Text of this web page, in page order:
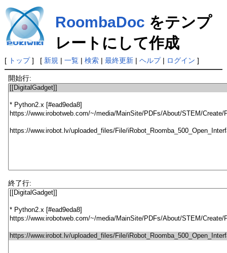
RoombaDoc をテンプ
レートにして作成
[ トップ] [ 新規 | 一覧| 検索| 最終更新| ヘルプ| ログイン ]
開始行:
終了行: